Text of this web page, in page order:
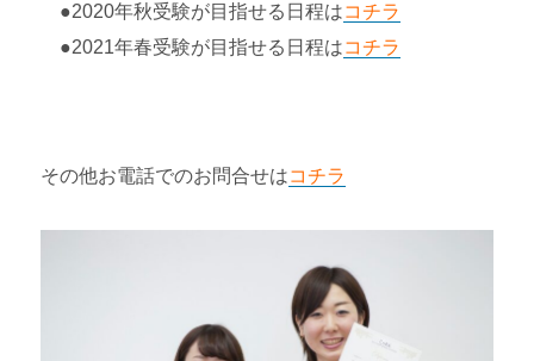
●2020年秋受験が目指せる日程はコチラ
●2021年春受験が目指せる日程はコチラ
その他お電話でのお問合せはコチラ